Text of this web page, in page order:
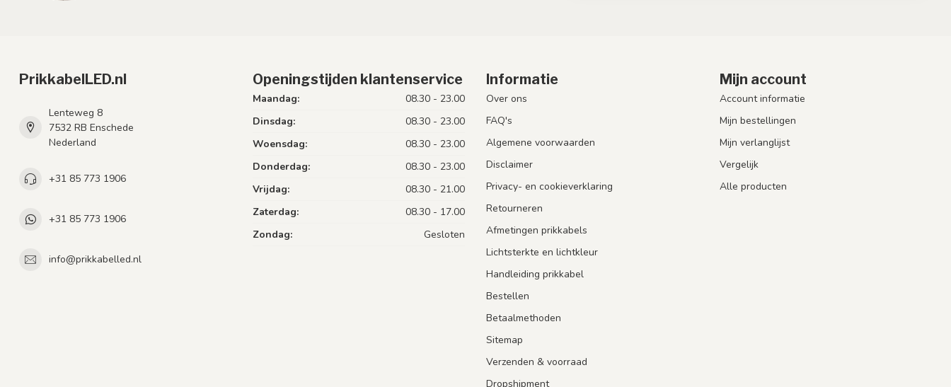
PrikkabelLED.nl
Lenteweg 8
7532 RB Enschede
Nederland
+31 85 773 1906
+31 85 773 1906
info@prikkabelled.nl
Openingstijden klantenservice
Maandag:
08.30 - 23.00
Dinsdag:
08.30 - 23.00
Woensdag:
08.30 - 23.00
Donderdag:
08.30 - 23.00
Vrijdag:
08.30 - 21.00
Zaterdag:
08.30 - 17.00
Zondag:
Gesloten
Informatie
Over ons
FAQ's
Algemene voorwaarden
Disclaimer
Privacy- en cookieverklaring
Retourneren
Afmetingen prikkabels
Lichtsterkte en lichtkleur
Handleiding prikkabel
Bestellen
Betaalmethoden
Sitemap
Verzenden & voorraad
Dropshipment
Mijn account
Account informatie
Mijn bestellingen
Mijn verlanglijst
Vergelijk
Alle producten